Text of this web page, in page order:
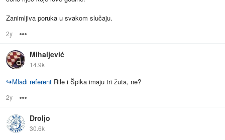
Zanimljiva poruka u svakom slučaju.
2y
Mihaljević
14.9k
↪Mlađi referent Rile i Špika imaju tri žuta, ne?
2y
Droljo
30.6k